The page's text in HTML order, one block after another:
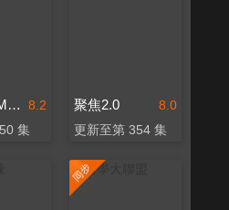
8.2
樂活SO MUCH
集
8.0
聚焦2.0
更新至第 354 集